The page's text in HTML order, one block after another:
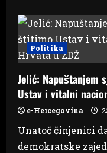
zaprijetio
raspadom
koalicije
na
državnoj
razini
ignoriranja
stava
Željke
Cvijanović
oko
Ukrajine
Politika
Jelić: Napuštanjem
Ustav i vitalni
e-Hercegovina
Unatoč činjenici
demokratske